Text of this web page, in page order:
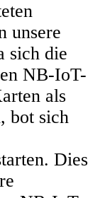
unsere
sich die
NB-IoT-
als
bot sich
Dies